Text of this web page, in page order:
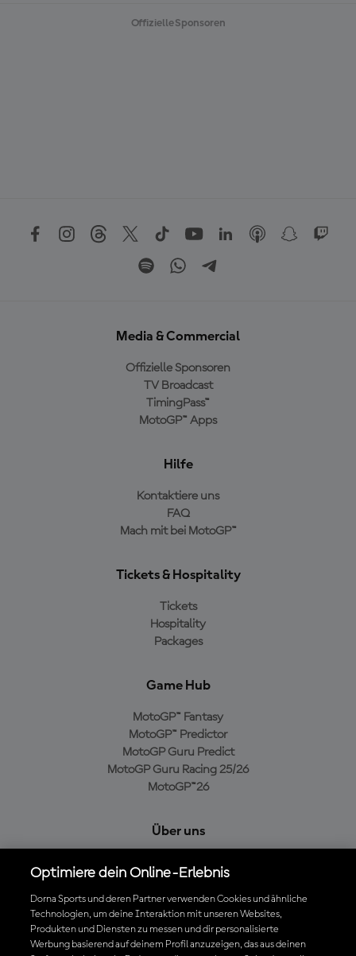
Offizielle Sponsoren
Media & Commercial
Offizielle Sponsoren
TV Broadcast
TimingPass™
MotoGP™ Apps
Hilfe
Kontaktiere uns
FAQ
Mach mit bei MotoGP™
Tickets & Hospitality
Tickets
Hospitality
Packages
Game Hub
MotoGP™ Fantasy
MotoGP™ Predictor
MotoGP Guru Predict
MotoGP Guru Racing 25/26
MotoGP™26
Über uns
Cookie-Richtlinien
Geschäftsbedingungen
Datenschutzrichtlinien
Kaufrichtlinie
Optimiere dein Online-Erlebnis
Dorna Sports und deren Partner verwenden Cookies und ähnliche
Technologien, um deine Interaktion mit unseren Websites,
Produkten und Diensten zu messen und dir personalisierte
Werbung basierend auf deinem Profil anzuzeigen, das aus deinen